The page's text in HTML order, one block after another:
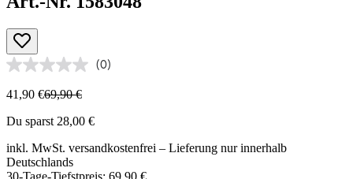
(0)
41,90 €69,90 €
Du sparst 28,00 €
inkl. MwSt. versandkostenfrei – Lieferung nur innerhalb
Deutschlands
30-Tage-Tiefstpreis: 69,90 €